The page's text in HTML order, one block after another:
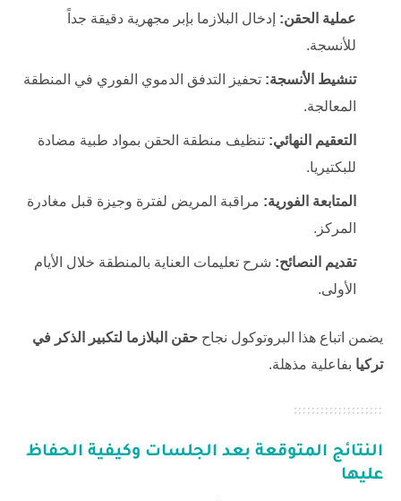
عملية الحقن: إدخال البلازما بإبر مجهرية دقيقة جداً
للأنسجة.
تنشيط الأنسجة: تحفيز التدفق الدموي الفوري في المنطقة
المعالجة.
التعقيم النهائي: تنظيف منطقة الحقن بمواد طبية مضادة
للبكتيريا.
المتابعة الفورية: مراقبة المريض لفترة وجيزة قبل مغادرة
المركز.
تقديم النصائح: شرح تعليمات العناية بالمنطقة خلال الأيام
الأولى.
يضمن اتباع هذا البروتوكول نجاح حقن البلازما لتكبير الذكر في
تركيا بفاعلية مذهلة.
النتائج المتوقعة بعد الجلسات وكيفية الحفاظ
عليها